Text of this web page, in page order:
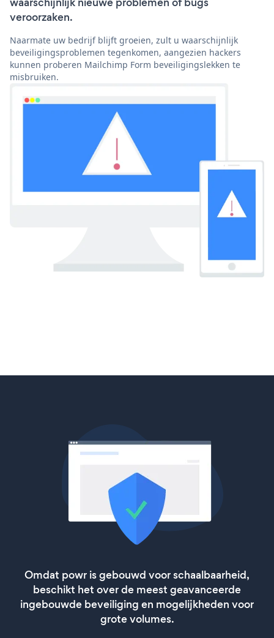
veroorzaken.
Naarmate uw bedrijf blijft groeien, zult u waarschijnlijk
beveiligingsproblemen tegenkomen, aangezien hackers
kunnen proberen Mailchimp Form beveiligingslekken te
misbruiken.
Omdat powr is gebouwd voor schaalbaarheid,
beschikt het over de meest geavanceerde
ingebouwde beveiliging en mogelijkheden voor
grote volumes.